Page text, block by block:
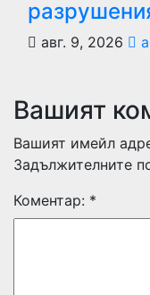
авг. 9, 2026
Вашият
Вашият имейл
Задължителните
Коментар: *